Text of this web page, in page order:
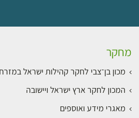
מחקר
מכון בן־צבי לחקר קהילות ישראל במזרח
המכון לחקר ארץ ישראל ויישובה
מאגרי מידע ואוספים